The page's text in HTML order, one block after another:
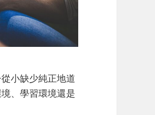
小缺少純正地道
、學習環境還是